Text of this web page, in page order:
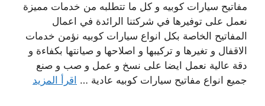
مفاتيح سيارات كوبيه و كل ما تتطلبه من خدمات مميزة
نعمل على توفيرها في شركتنا الرائدة في اعمال
المفاتيح الخاصة بكل انواع سيارات كوبيه نؤمن خدمات
الاقفال و تغيرها و تركيبها و اصلاحها و صيانتها بكفاءة و
دقة عالية نعمل ايضا على نسخ و عمل و صب و صنع
جميع انواع مفاتيح سيارات كوبيه عادية … اقرأ المزيد